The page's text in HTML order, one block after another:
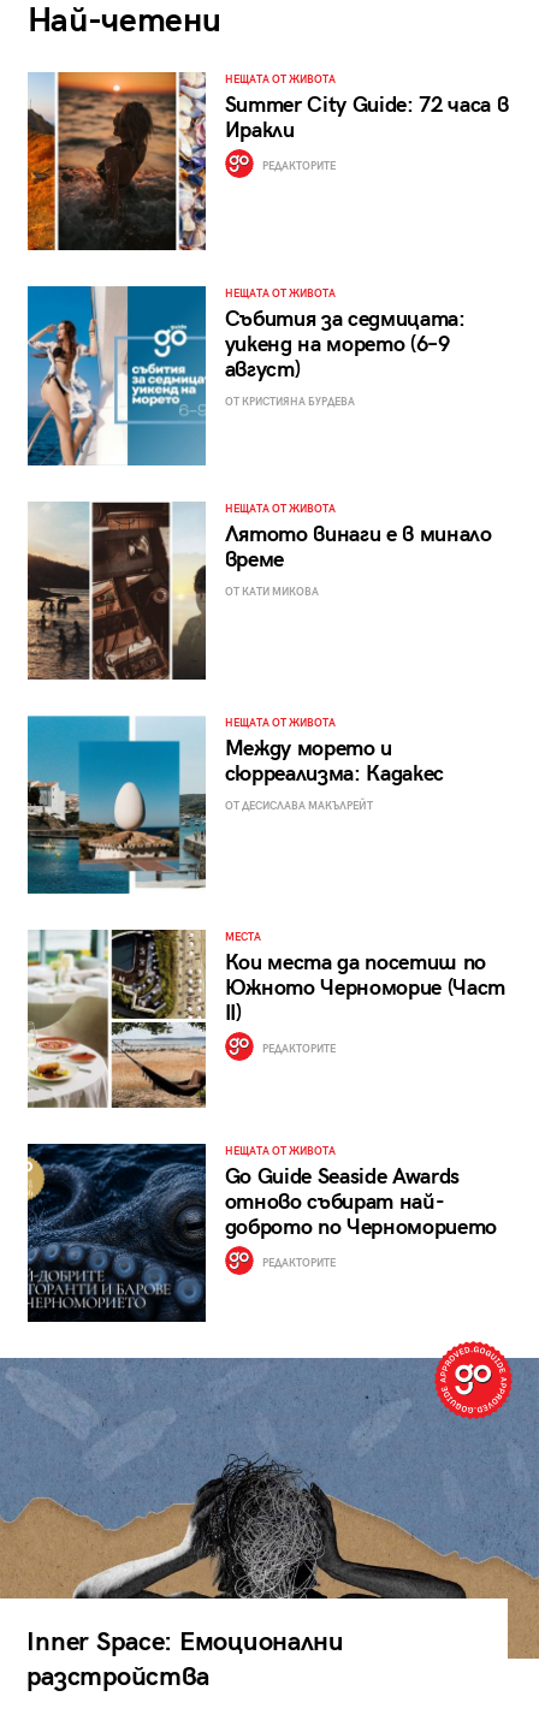
Най-четени
НЕЩАТА ОТ ЖИВОТА
Summer City Guide: 72 часа в
Иракли
РЕДАКТОРИТЕ
НЕЩАТА ОТ ЖИВОТА
Събития за седмицата:
уикенд на морето (6–9
август)
ОТ КРИСТИЯНА БУРДЕВА
НЕЩАТА ОТ ЖИВОТА
Лятото винаги е в минало
време
ОТ КАТИ МИКОВА
НЕЩАТА ОТ ЖИВОТА
Между морето и
сюрреализма: Кадакес
ОТ ДЕСИСЛАВА МАКЪЛРЕЙТ
МЕСТА
Кои места да посетиш по
Южното Черноморие (Част
II)
РЕДАКТОРИТЕ
НЕЩАТА ОТ ЖИВОТА
Go Guide Seaside Awards
отново събират най-
доброто по Черноморието
РЕДАКТОРИТЕ
Inner Space: Емоционални
разстройства